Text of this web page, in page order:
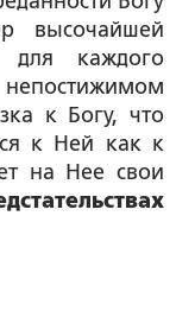
высочайшей
каждого
непостижимом
к Богу, что
к Ней как к
на Нее свои